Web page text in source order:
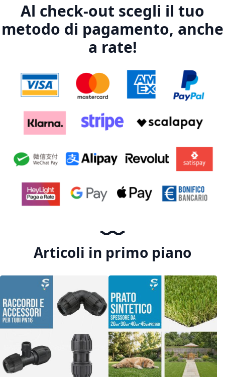
Al check-out scegli il tuo
metodo di pagamento, anche
a rate!
Articoli in primo piano